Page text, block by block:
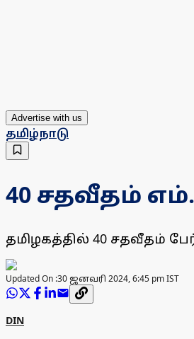
Advertise with us
தமிழ்நாடு
40 சதவீதம்
தமிழகத்தில் 40 சதவீதம்
Updated On :30 ஜனவரி 2024, 6:45 pm IST
DIN